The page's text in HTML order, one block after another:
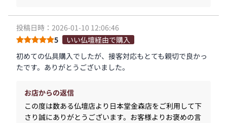
投稿日時：2026-01-10 12:06:46
5
いい仏壇経由で購入
初めての仏具購入でしたが、接客対応もとても親切で良かっ
たです。ありがとうございました。
お店からの返信
この度は数ある仏壇店より日本堂金森店をご利用して下
さり誠にありがとうございます。お客様よりお褒めの言